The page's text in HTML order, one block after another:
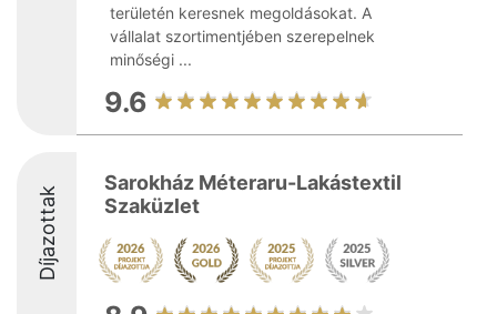
területén keresnek megoldásokat. A
vállalat szortimentjében szerepelnek
minőségi ...
9.6
Díjazottak
Sarokház Méteraru-Lakástextil
Szaküzlet